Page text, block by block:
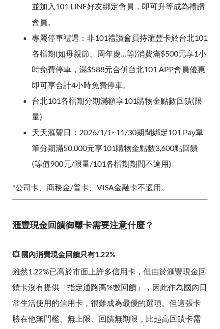
並加入101 LINE好友綁定會員，即可升等成為禮讚
會員。
專屬停車禮遇：非101禮讚會員持滙豐卡於台北101
各檔期(如母親節、周年慶…等)消費滿$500元享1小
時免費停車，滿$588元合併台北101 APP會員優惠
即可享合計4小時免費停車。
台北101各檔期分期滿額享101購物金點數回饋(限
量)
天天滙豐日：2026/1/1~11/30期間綁定101 Pay單
筆分期滿50,000元享101購物金點數3,600點回饋
(等值900元/限量/101各檔期期間不適用)
*公司卡、商務金/普卡、VISA金融卡不適用。
滙豐現金回饋御璽卡需要注意什麼？
💥 國內消費現金回饋只有1.22%
雖然1.22%已高於市面上許多信用卡，但由於滙豐現金回
饋卡沒有提供「指定通路高%數回饋」，因此作為國內日
常生活使用的信用卡，很難成為最優的選項。但這張卡
勝在他無門檻、無上限、回饋無期限，比起高回饋卡需